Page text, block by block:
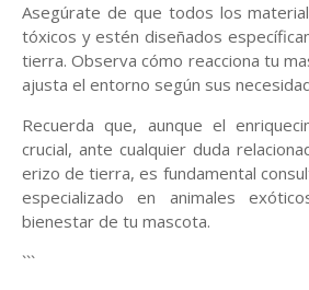
Asegúrate de que todos los
tóxicos y estén diseñados
tierra. Observa cómo reacciona tu
ajusta el entorno según sus
Recuerda que, aunque el
crucial, ante cualquier duda
erizo de tierra, es fundamental
especializado en animales
bienestar de tu mascota.
```